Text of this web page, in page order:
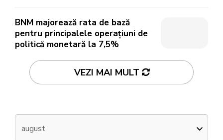
BNM majorează rata de bază
pentru principalele operațiuni de
politică monetară la 7,5%
VEZI MAI MULT